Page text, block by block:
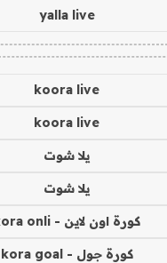
yalla live
koora live
koora live
يلا شوت
يلا شوت
كورة اون لاين - kora onli
كورة جول - kora goal